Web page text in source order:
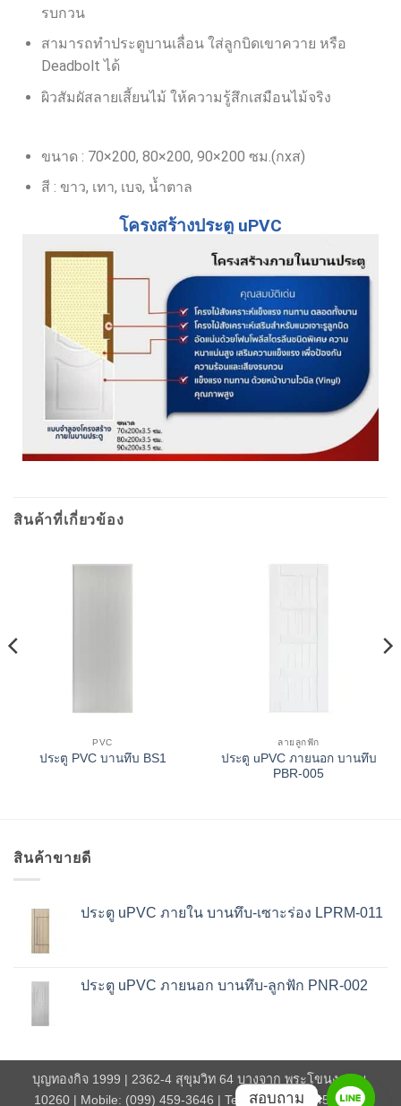
รบกวน
สามารถทำประตูบานเลื่อน ใส่ลูกบิดเขาควาย หรือ
Deadbolt ได้
ผิวสัมผัสลายเสี้ยนไม้ ให้ความรู้สึกเสมือนไม้จริง
ขนาด : 70×200, 80×200, 90×200 ซม.(กxส)
สี : ขาว, เทา, เบจ, น้ำตาล
โครงสร้างประตู uPVC
สินค้าที่เกี่ยวข้อง
PVC
ประตู PVC บานทึบ BS1
ลายลูกฟัก
ประตู uPVC ภายนอก บานทึบ
PBR-005
สินค้าขายดี
ประตู uPVC ภายใน บานทึบ-เซาะร่อง LPRM-011
ประตู uPVC ภายนอก บานทึบ-ลูกฟัก PNR-002
บุญทองกิจ 1999 | 2362-4 สุขุมวิท 64 บางจาก พระโขนง กทม.
10260 | Mobile: (099) 459-3646 | Tel: (02) 331-2445 | Line:
สอบถาม